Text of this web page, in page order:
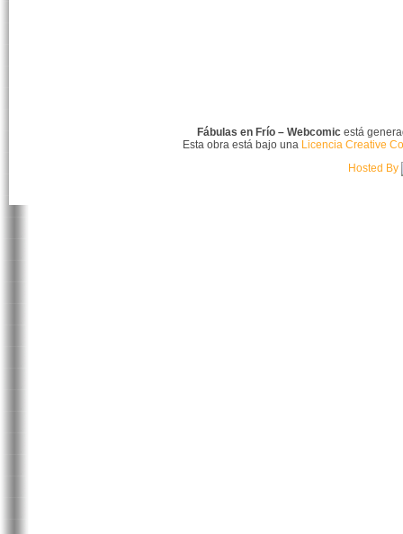
Fábulas en Frío – Webcomicestá
Esta obra está bajo una Licencia Creative
Hosted By